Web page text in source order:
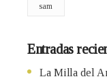
sam
Entradas
La Milla del